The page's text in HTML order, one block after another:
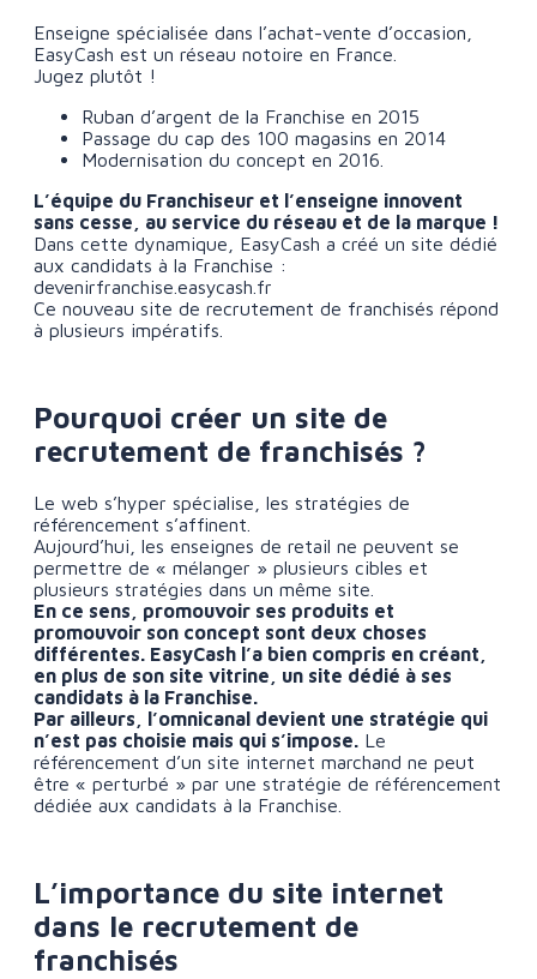
Enseigne spécialisée dans l’achat-vente d’occasion,
EasyCash est un réseau notoire en France.
Jugez plutôt !
Ruban d’argent de la Franchise en 2015
Passage du cap des 100 magasins en 2014
Modernisation du concept en 2016.
L’équipe du Franchiseur et l’enseigne innovent
sans cesse, au service du réseau et de la marque !
Dans cette dynamique, EasyCash a créé un site dédié
aux candidats à la Franchise :
devenirfranchise.easycash.fr
Ce nouveau site de recrutement de franchisés répond
à plusieurs impératifs.
Pourquoi créer un site de
recrutement de franchisés ?
Le web s’hyper spécialise, les stratégies de
référencement s’affinent.
Aujourd’hui, les enseignes de retail ne peuvent se
permettre de « mélanger » plusieurs cibles et
plusieurs stratégies dans un même site.
En ce sens, promouvoir ses produits et
promouvoir son concept sont deux choses
différentes. EasyCash l’a bien compris en créant,
en plus de son site vitrine, un site dédié à ses
candidats à la Franchise.
Par ailleurs, l’omnicanal devient une stratégie qui
n’est pas choisie mais qui s’impose. Le
référencement d’un site internet marchand ne peut
être « perturbé » par une stratégie de référencement
dédiée aux candidats à la Franchise.
L’importance du site internet
dans le recrutement de
franchisés